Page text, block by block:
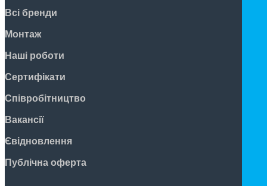
Всі бренди
Монтаж
Наші роботи
Сертифікати
Співробітництво
Вакансії
Євідновлення
Публічна оферта